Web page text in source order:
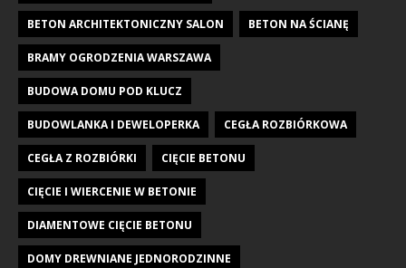
BETON ARCHITEKTONICZNY SALON BETON NA ŚCIANĘ
BRAMY OGRODZENIA WARSZAWA
BUDOWA DOMU POD KLUCZ
BUDOWLANKA I DEWELOPERKA CEGŁA ROZBIÓRKOWA
CEGŁA Z ROZBIÓRKI CIĘCIE BETONU
CIĘCIE I WIERCENIE W BETONIE
DIAMENTOWE CIĘCIE BETONU
DOMY DREWNIANE JEDNORODZINNE